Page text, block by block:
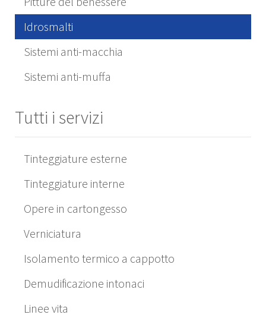
Idrosmalti
Sistemi anti-macchia
Sistemi anti-muffa
Tutti i servizi
Tinteggiature esterne
Tinteggiature interne
Opere in cartongesso
Verniciatura
Isolamento termico a cappotto
Demudificazione intonaci
Linee vita